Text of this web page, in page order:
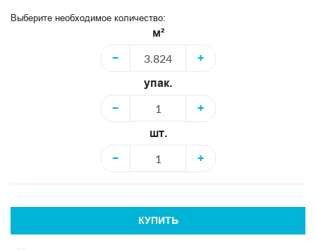
Выберите необходимое количество:
м²
−
+
упак.
−
+
шт.
−
+
КУПИТЬ